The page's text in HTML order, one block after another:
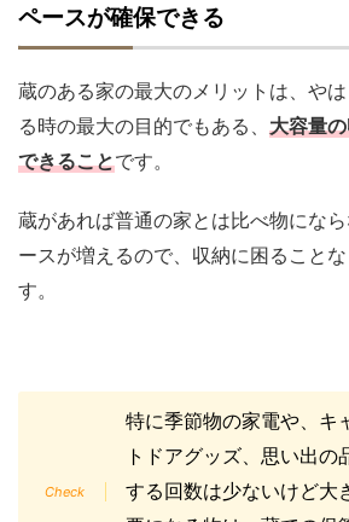
ペースが確保できる
蔵のある家の最大のメリットは、や
る時の最大の目的でもある、 大容量
できることです。
蔵があれば普通の家とは比べ物にな
ースが増えるので、収納に困ること
す。
特に季節物の家電や、キ
トドアグッズ、思い出の
する回数は少ないけど大